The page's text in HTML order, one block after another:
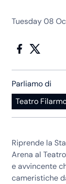
Tuesday 08
Parliamo di
Teatro
Riprende la
Arena al
e avvincente
cameristiche